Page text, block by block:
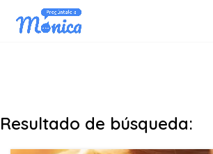
Resultado de búsqueda: